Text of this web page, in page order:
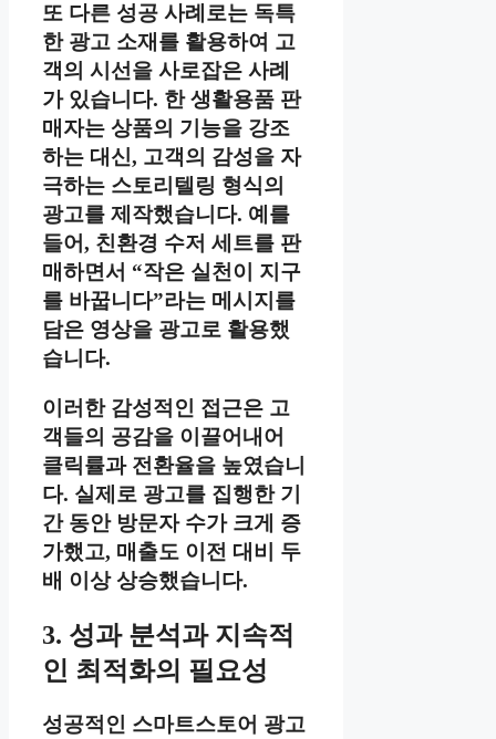
또 다른 성공 사례로는 독특
한 광고 소재를 활용하여 고
객의 시선을 사로잡은 사례
가 있습니다. 한 생활용품 판
매자는 상품의 기능을 강조
하는 대신, 고객의 감성을 자
극하는 스토리텔링 형식의
광고를 제작했습니다. 예를
들어, 친환경 수저 세트를 판
매하면서 “작은 실천이 지구
를 바꿉니다”라는 메시지를
담은 영상을 광고로 활용했
습니다.
이러한 감성적인 접근은 고
객들의 공감을 이끌어내어
클릭률과 전환율을 높였습니
다. 실제로 광고를 집행한 기
간 동안 방문자 수가 크게 증
가했고, 매출도 이전 대비 두
배 이상 상승했습니다.
3. 성과 분석과 지속적
인 최적화의 필요성
성공적인 스마트스토어 광고